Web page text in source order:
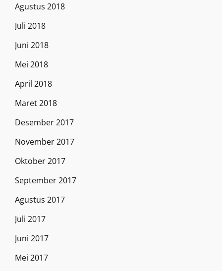
Agustus 2018
Juli 2018
Juni 2018
Mei 2018
April 2018
Maret 2018
Desember 2017
November 2017
Oktober 2017
September 2017
Agustus 2017
Juli 2017
Juni 2017
Mei 2017